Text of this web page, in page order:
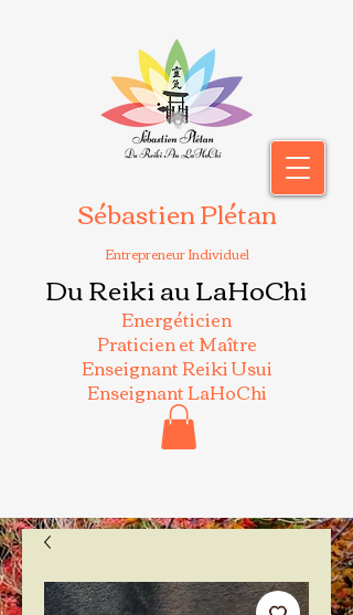
Sébastien Plétan
Entrepreneur Individuel
Du Reiki au LaHoChi
Energéticien
Praticien et Maître
Enseignant Reiki Usui
Enseignant LaHoChi